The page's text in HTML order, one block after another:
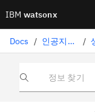
IBM watsonx
Docs / 인공지능 솔루션 /
정보 찾기